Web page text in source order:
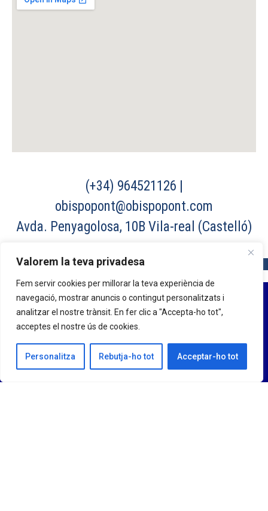
Valorem la teva privadesa
Fem servir cookies per millorar la teva experiència de
navegació, mostrar anuncis o contingut personalitzats i
analitzar el nostre trànsit. En fer clic a "Accepta-ho tot",
acceptes el nostre ús de cookies.
Personalitza Rebutja-ho tot Acceptar-ho tot
(+34) 964521126 |
obispopont@obispopont.com
Avda. Penyagolosa, 10B Vila-real (Castelló)